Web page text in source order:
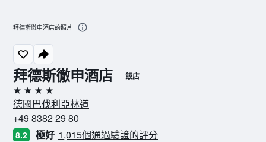
拜德斯徹申酒店 飯店
4星級
德國巴伐利亞林道
+49 8382 29 80
8.2 極好 1,015個通過驗證的評分
拜德斯徹申酒店的照片